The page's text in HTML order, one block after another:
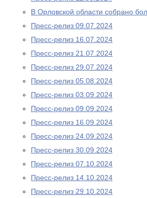
В Орловской области собрано
Пресс-релиз 09.07.2024
Пресс-релиз 16.07.2024
Пресс-релиз 21.07.2024
Пресс-релиз 29.07.2024
Пресс-релиз 05.08.2024
Пресс-релиз 03.09.2024
Пресс-релиз 09.09.2024
Пресс-релиз 16.09.2024
Пресс-релиз 24.09.2024
Пресс-релиз 30.09.2024
Пресс-релиз 07.10.2024
Пресс-релиз 14.10.2024
Пресс-релиз 29.10.2024